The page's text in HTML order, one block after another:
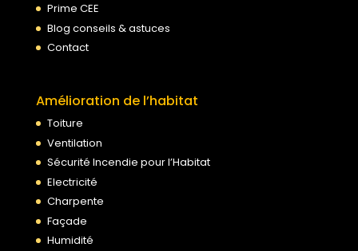
Prime CEE
Blog conseils & astuces
Contact
Amélioration de l’habitat
Toiture
Ventilation
Sécurité Incendie pour l’Habitat
Electricité
Charpente
Façade
Humidité